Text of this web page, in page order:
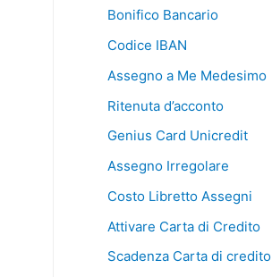
Bonifico Bancario
Codice IBAN
Assegno a Me Medesimo
Ritenuta d’acconto
Genius Card Unicredit
Assegno Irregolare
Costo Libretto Assegni
Attivare Carta di Credito
Scadenza Carta di credito